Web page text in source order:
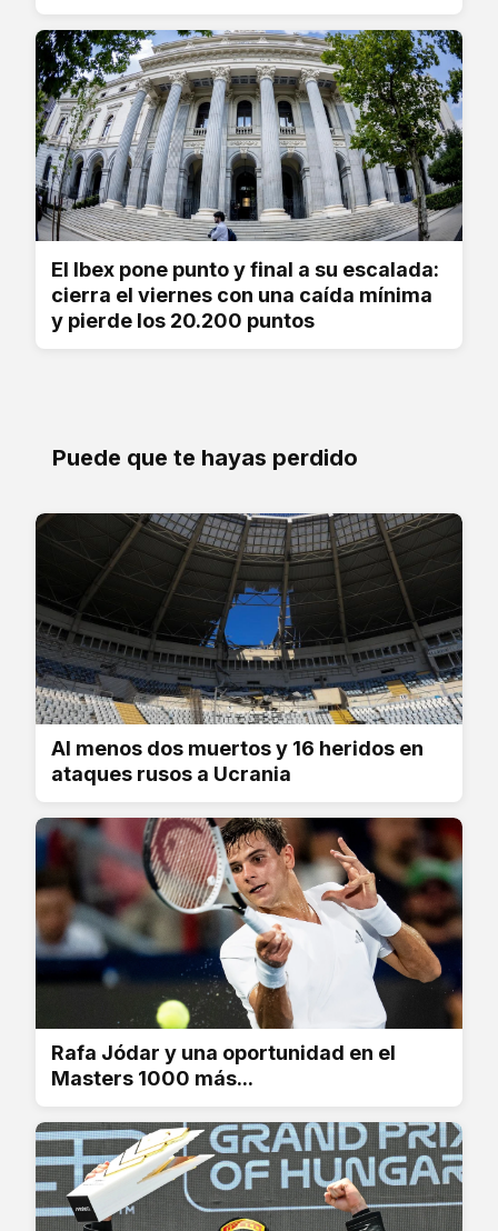
El Ibex pone punto y final a su escalada:
cierra el viernes con una caída mínima
y pierde los 20.200 puntos
Puede que te hayas perdido
Al menos dos muertos y 16 heridos en
ataques rusos a Ucrania
Rafa Jódar y una oportunidad en el
Masters 1000 más...